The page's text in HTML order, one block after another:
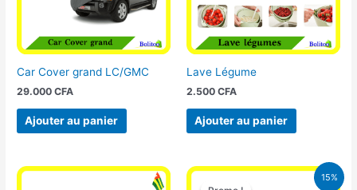
Car Cover grand LC/GMC
29.000CFA
Ajouter au panier
Lave Légume
2.500 CFA
Ajouter au panier
15%
Le
Le
prix